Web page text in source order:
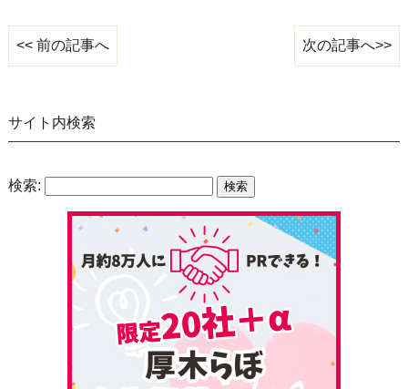
<< 前の記事へ 次の記事へ>>
サイト内検索
検索: